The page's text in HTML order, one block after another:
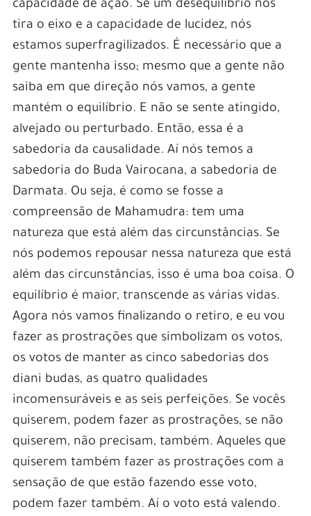
capacidade de ação. Se um desequilíbrio nos
tira o eixo e a capacidade de lucidez, nós
estamos superfragilizados. É necessário que a
gente mantenha isso; mesmo que a gente não
saiba em que direção nós vamos, a gente
mantém o equilíbrio. E não se sente atingido,
alvejado ou perturbado. Então, essa é a
sabedoria da causalidade. Aí nós temos a
sabedoria do Buda Vairocana, a sabedoria de
Darmata. Ou seja, é como se fosse a
compreensão de Mahamudra: tem uma
natureza que está além das circunstâncias. Se
nós podemos repousar nessa natureza que está
além das circunstâncias, isso é uma boa coisa. O
equilíbrio é maior, transcende as várias vidas.
Agora nós vamos finalizando o retiro, e eu vou
fazer as prostrações que simbolizam os votos,
os votos de manter as cinco sabedorias dos
diani budas, as quatro qualidades
incomensuráveis e as seis perfeições. Se vocês
quiserem, podem fazer as prostrações, se não
quiserem, não precisam, também. Aqueles que
quiserem também fazer as prostrações com a
sensação de que estão fazendo esse voto,
podem fazer também. Aí o voto está valendo.